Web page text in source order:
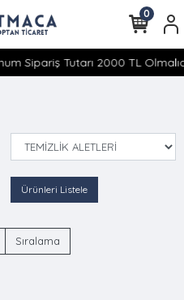
Sipariş Tutarı 2000 TL
0
Ürünleri Listele
Sıralama